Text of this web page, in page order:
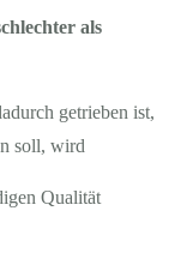
als
getrieben ist,
soll, wird
Qualität